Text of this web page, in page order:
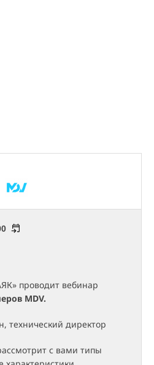
проводит вебинар
MDV.
технический директор
с вами типы